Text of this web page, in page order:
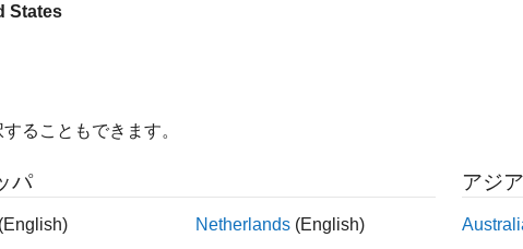
または Embedded Coder
を使用することで、Fixed-Point
モデルからの生成コードでは、整数型のみが使用され、固定小数
すべての演算が自動的に含まれます。生成コードは、固定小数点
用する場合、Fixed-Point Designer では、Simulink モデル、
States
ることもできます。
パ
(English)
Netherlands (English)
アジ